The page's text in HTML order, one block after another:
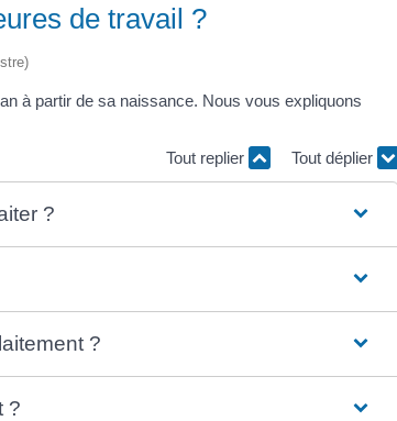
de travail ?
à partir de sa naissance. Nous vous expliquons
Tout replier
Tout déplier
?
?
?